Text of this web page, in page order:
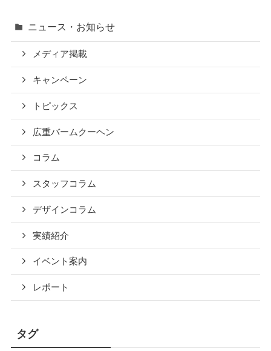
ニュース・お知らせ
メディア掲載
キャンペーン
トピックス
広重バームクーヘン
コラム
スタッフコラム
デザインコラム
実績紹介
イベント案内
レポート
タグ